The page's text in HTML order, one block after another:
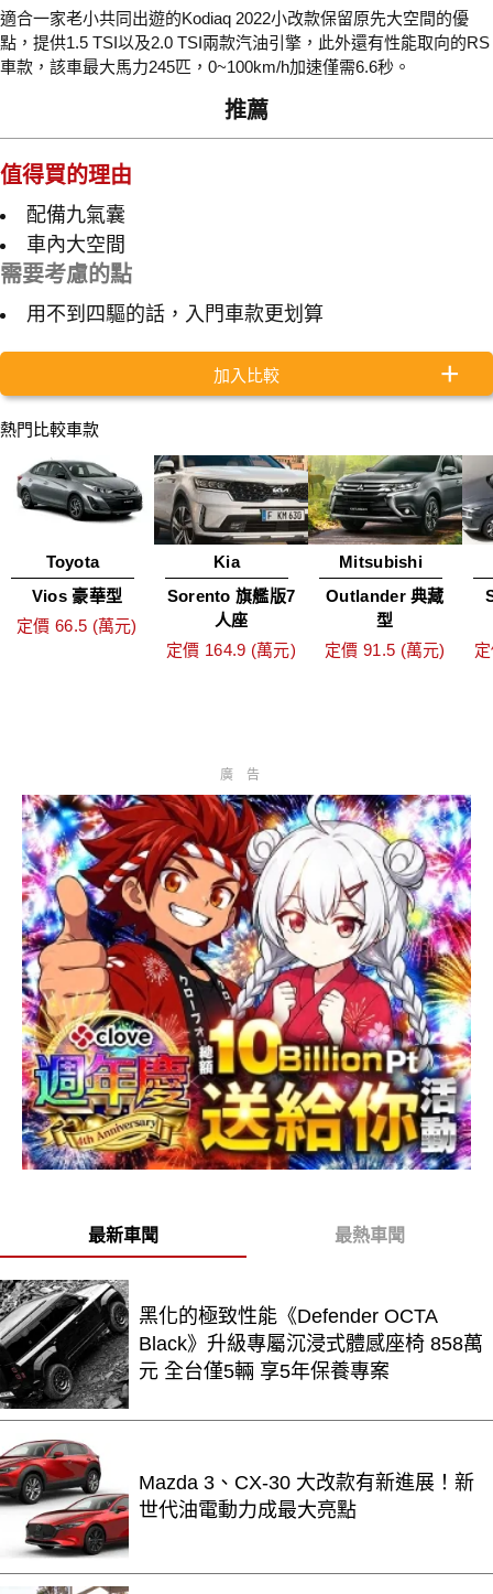
適合一家老小共同出遊的Kodiaq 2022小改款保留原先大空間的優
點，提供1.5 TSI以及2.0 TSI兩款汽油引擎，此外還有性能取向的RS
車款，該車最大馬力245匹，0~100km/h加速僅需6.6秒。
推薦
值得買的理由
配備九氣囊
車內大空間
需要考慮的點
用不到四驅的話，入門車款更划算
加入比較
熱門比較車款
Toyota
Vios 豪華型
定價 66.5 (萬元)
Kia
Sorento 旗艦版7
人座
定價 164.9 (萬元)
Mitsubishi
Outlander 典藏
型
定價 91.5 (萬元)
廣告
最新車聞 最熱車聞
黑化的極致性能《Defender OCTA
Black》升級專屬沉浸式體感座椅 858萬
元 全台僅5輛 享5年保養專案
Mazda 3、CX-30 大改款有新進展！新
世代油電動力成最大亮點